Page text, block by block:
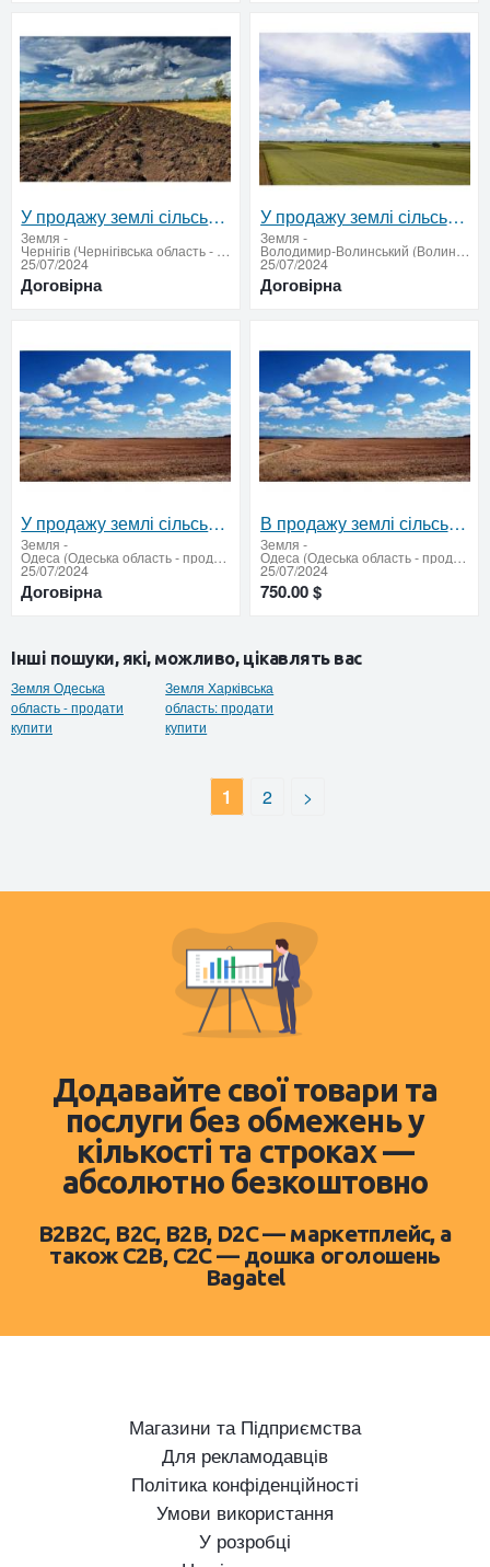
У продажу землі сільськогосподарського призначення СГ по всій Україні
Земля -
Чернігів (Чернігівська область - купити продати)
25/07/2024
Договірна
У продажу землі сільськогосподарського призначення СГ
Земля -
Володимир-Волинський (Волинська область - продати купити)
25/07/2024
Договірна
У продажу землі сільськогосподарського призначення СГ по всій Україні
Земля -
Одеса (Одеська область - продати купити)
25/07/2024
Договірна
В продажу землі сільськогосподарського призначення в Одеській області
Земля -
Одеса (Одеська область - продати купити)
25/07/2024
750.00 $
Інші пошуки, які, можливо, цікавлять вас
Земля Одеська
область - продати
купити
Земля Харківська
область: продати
купити
1 2 >
Додавайте свої товари та
послуги без обмежень у
кількості та строках —
абсолютно безкоштовно
B2B2C, B2C, B2B, D2C — маркетплейс, а
також C2B, C2C — дошка оголошень
Bagatel
Магазини та Підприємства
Для рекламодавців
Політика конфіденційності
Умови використання
У розробці